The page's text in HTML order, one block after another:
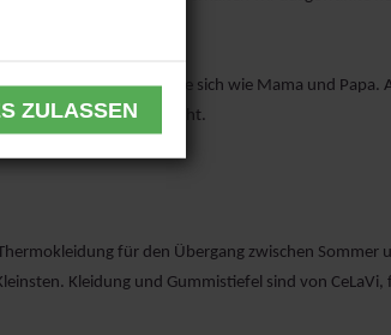
haben, dann fühlen sie sich wie Mama und Papa.
in den Kindergarten geht.
für den Übergang zwischen Sommer
Kleidung und Gummistiefel sind von CeLaVi,